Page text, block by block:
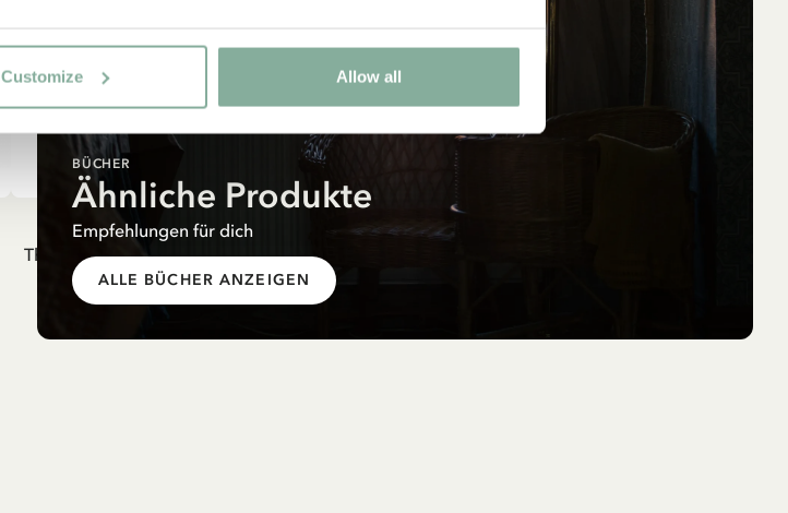
Customize Allow all
BÜCHER
Ähnliche Produkte
Empfehlungen für dich
ALLE BÜCHER ANZEIGEN
IN DEN WARENKORB
Thermosflasche Pippi Langstrumpf im
Nachthemd Lila – 550 ml
PIPPI LANGSTRUMPF